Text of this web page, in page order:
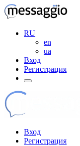
RU
en
ua
Вход
Регистрация
Вход
Регистрация